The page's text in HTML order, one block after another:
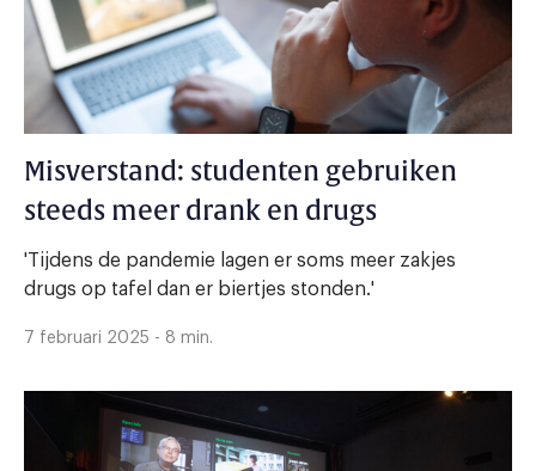
Misverstand: studenten gebruiken
steeds meer drank en drugs
'Tijdens de pandemie lagen er soms meer zakjes
drugs op tafel dan er biertjes stonden.'
7 februari 2025 - 8 min.